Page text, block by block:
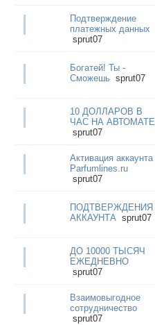
Подтверждение
платежных данных
sprut07
Богатей! Ты -
Сможешь sprut07
10 ДОЛЛАРОВ В
ЧАС НА АВТОМАТЕ
sprut07
Активация аккаунта
Parfumlines.ru
sprut07
ПОДТВЕРЖДЕНИЯ
АККАУНТА sprut07
ДО 10000 ТЫСЯЧ
ЕЖЕДНЕВНО
sprut07
Взаимовыгодное
сотрудничество
sprut07